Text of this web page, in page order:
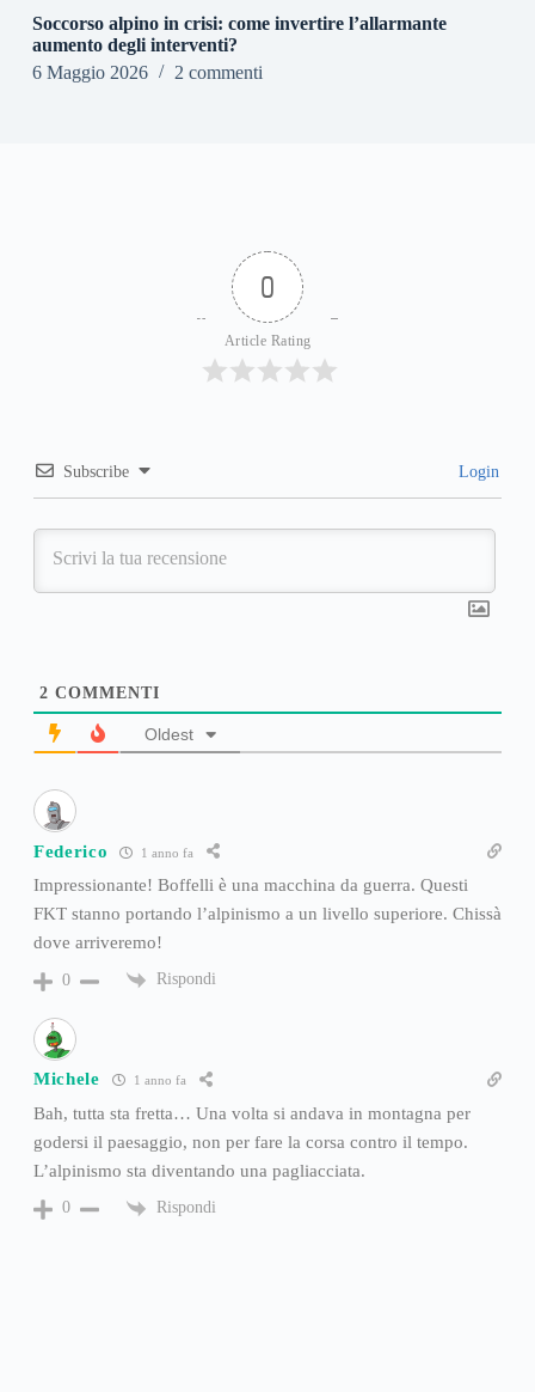
Soccorso alpino in crisi: come invertire l’allarmante
aumento degli interventi?
6 Maggio 2026
2 commenti
0
Article Rating
Subscribe Login
2 COMMENTI
Oldest
Federico 1 anno fa
Impressionante! Boffelli è una macchina da guerra. Questi
FKT stanno portando l’alpinismo a un livello superiore. Chissà
dove arriveremo!
0 Rispondi
Michele 1 anno fa
Bah, tutta sta fretta… Una volta si andava in montagna per
godersi il paesaggio, non per fare la corsa contro il tempo.
L’alpinismo sta diventando una pagliacciata.
0 Rispondi